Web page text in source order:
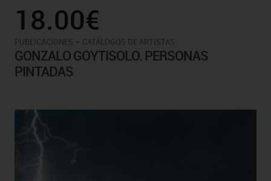
18.00€
-
GONZALO GOYTISOLO. PERSONAS
PINTADAS